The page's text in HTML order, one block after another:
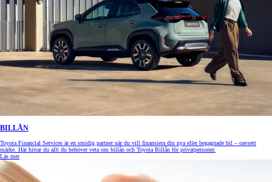
BILLÅN
Toyota Financial Services är en smidig partner när du vill finansiera din nya eller begagnade bil – oavsett
märke. Här hittar du allt du behöver veta om billån och Toyota Billån för privatpersoner.
Läs mer